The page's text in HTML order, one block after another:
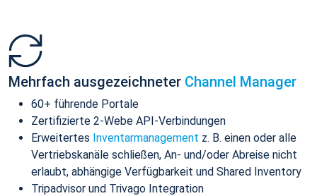
Mehrfach ausgezeichneter Channel Manager
60+ führende Portale
Zertifizierte 2-Webe API-Verbindungen
Erweitertes Inventarmanagement z. B. einen oder alle
Vertriebskanäle schließen, An- und/oder Abreise nicht
erlaubt, abhängige Verfügbarkeit und Shared Inventory
Tripadvisor und Trivago Integration